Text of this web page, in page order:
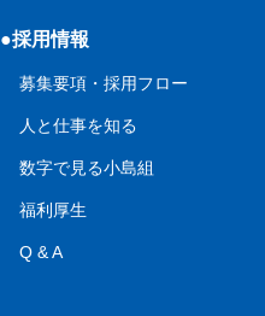
●採用情報
募集要項・採用フロー
人と仕事を知る
数字で見る小島組
福利厚生
Q & A